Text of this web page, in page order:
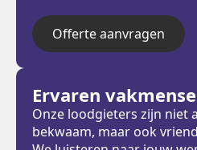
Offerte aanvragen
Ervaren
Onze loodgieters zijn niet
bekwaam, maar ook